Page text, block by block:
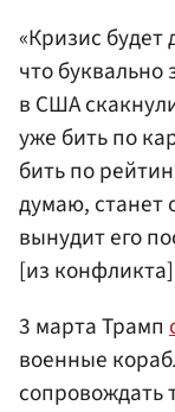
«Кризис
что
в США
уже бить по
бить по
думаю, станет
вынудит его
[из
3 марта Трамп
военные
сопровождать